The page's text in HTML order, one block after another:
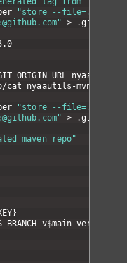
"store --file=.git/
> .git/
.0
_ORIGIN_ URL
nyaautils-
cat
nyaautils-mvn/
"store --file=.git/
> .git/
maven repo"
}